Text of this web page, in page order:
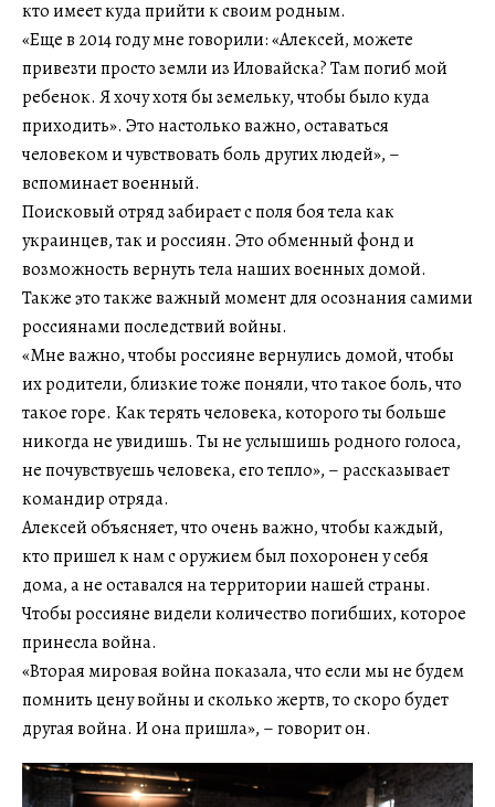
кто имеет куда прийти к своим родным.
«Еще в 2014 году мне говорили: «Алексей, можете
привезти просто земли из Иловайска? Там погиб мой
ребенок. Я хочу хотя бы земельку, чтобы было куда
приходить». Это настолько важно, оставаться
человеком и чувствовать боль других людей», –
вспоминает военный.
Поисковый отряд забирает с поля боя тела как
украинцев, так и россиян. Это обменный фонд и
возможность вернуть тела наших военных домой.
Также это также важный момент для осознания самими
россиянами последствий войны.
«Мне важно, чтобы россияне вернулись домой, чтобы
их родители, близкие тоже поняли, что такое боль, что
такое горе. Как терять человека, которого ты больше
никогда не увидишь. Ты не услышишь родного голоса,
не почувствуешь человека, его тепло», – рассказывает
командир отряда.
Алексей объясняет, что очень важно, чтобы каждый,
кто пришел к нам с оружием был похоронен у себя
дома, а не оставался на территории нашей страны.
Чтобы россияне видели количество погибших, которое
принесла война.
«Вторая мировая война показала, что если мы не будем
помнить цену войны и сколько жертв, то скоро будет
другая война. И она пришла», – говорит он.